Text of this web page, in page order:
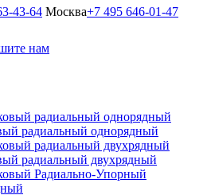
43-64 Москва+7 495 646-01-47
нам
радиальный однорядный
радиальный двухрядный